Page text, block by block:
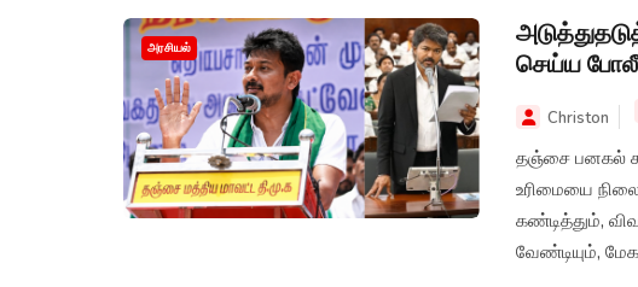
அரசியல்
செய்ய
Christon
தஞ்சை பனகல்
உரிமையை
கண்டித்தும்,
வேண்டியும்,